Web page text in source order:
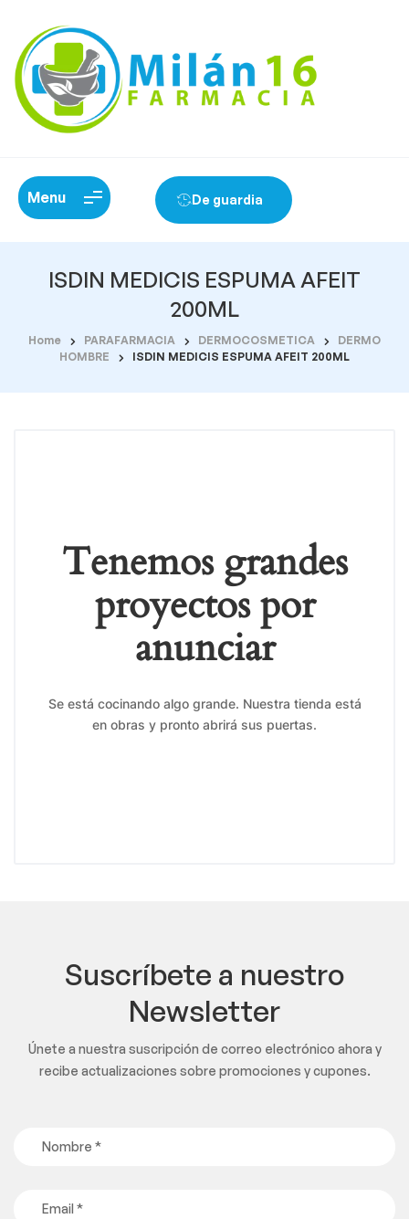
Menu De guardia
ISDIN MEDICIS ESPUMA AFEIT
200ML
Home PARAFARMACIA DERMOCOSMETICA
DERMO
HOMBRE
ISDIN MEDICIS ESPUMA AFEIT 200ML
Tenemos grandes
proyectos por
anunciar
Se está cocinando algo grande. Nuestra tienda está
en obras y pronto abrirá sus puertas.
Suscríbete a nuestro
Newsletter
Únete a nuestra suscripción de correo electrónico ahora y
recibe actualizaciones sobre promociones y cupones.